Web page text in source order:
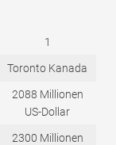
1
Toronto Kanada
2088 Millionen
US-Dollar
2300 Millionen